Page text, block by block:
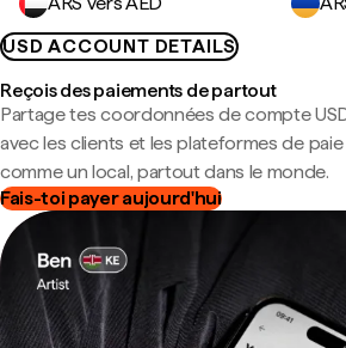
USD ACCOUNT DETAILS
Reçois des paiements de partout
Partage tes coordonnées de compte
avec les clients et les plateformes de
comme un local, partout dans le monde.
Fais-toi payer aujourd'hui